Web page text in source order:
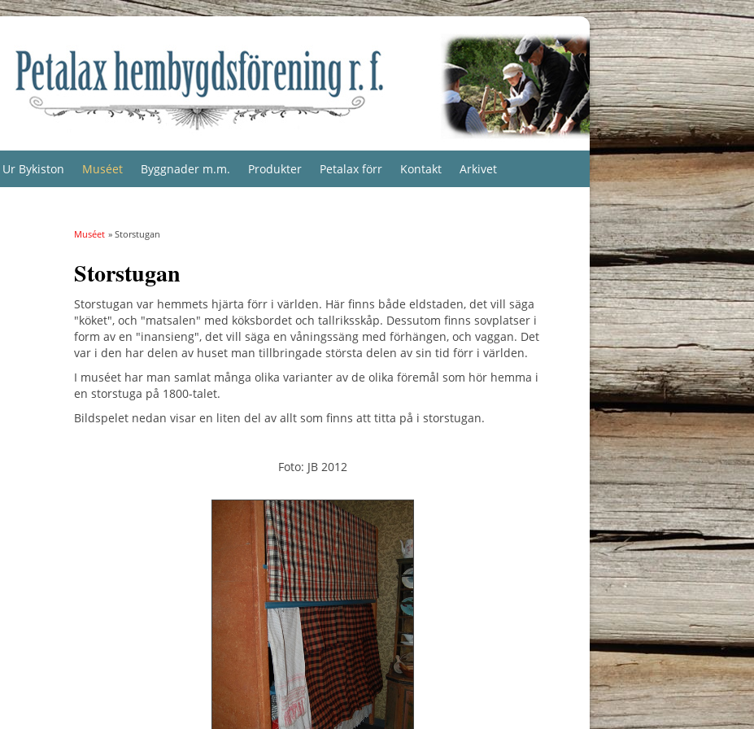
Ur Bykiston Muséet Byggnader m.m. Produkter Petalax förr Kontakt Arkivet
Muséet » Storstugan
Storstugan
Storstugan var hemmets hjärta förr i världen. Här finns både eldstaden, det vill säga
"köket", och "matsalen" med köksbordet och tallriksskåp. Dessutom finns sovplatser i
form av en "inansieng", det vill säga en våningssäng med förhängen, och vaggan. Det
var i den har delen av huset man tillbringade största delen av sin tid förr i världen.
I muséet har man samlat många olika varianter av de olika föremål som hör hemma i
en storstuga på 1800-talet.
Bildspelet nedan visar en liten del av allt som finns att titta på i storstugan.
Foto: JB 2012